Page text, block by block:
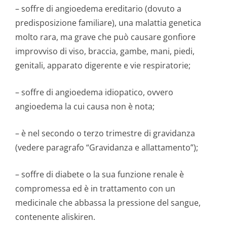
– soffre di angioedema ereditario (dovuto a
predisposizione familiare), una malattia genetica
molto rara, ma grave che può causare gonfiore
improvviso di viso, braccia, gambe, mani, piedi,
genitali, apparato digerente e vie respiratorie;
– soffre di angioedema idiopatico, ovvero
angioedema la cui causa non è nota;
– è nel secondo o terzo trimestre di gravidanza
(vedere paragrafo “Gravidanza e allattamento”);
– soffre di diabete o la sua funzione renale è
compromessa ed è in trattamento con un
medicinale che abbassa la pressione del sangue,
contenente aliskiren.